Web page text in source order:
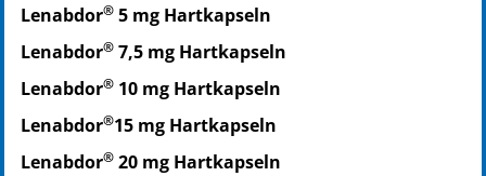
PZN: 17934333
PPN: 111793433363
PZN: 17934356
PPN: 111793435619
PZN: 17934362
PPN: 111793436282
Lenabdor® 5 mg Hartkapseln
Lenabdor® 7,5 mg Hartkapseln
Lenabdor® 10 mg Hartkapseln
Lenabdor®15 mg Hartkapseln
Lenabdor® 20 mg Hartkapseln